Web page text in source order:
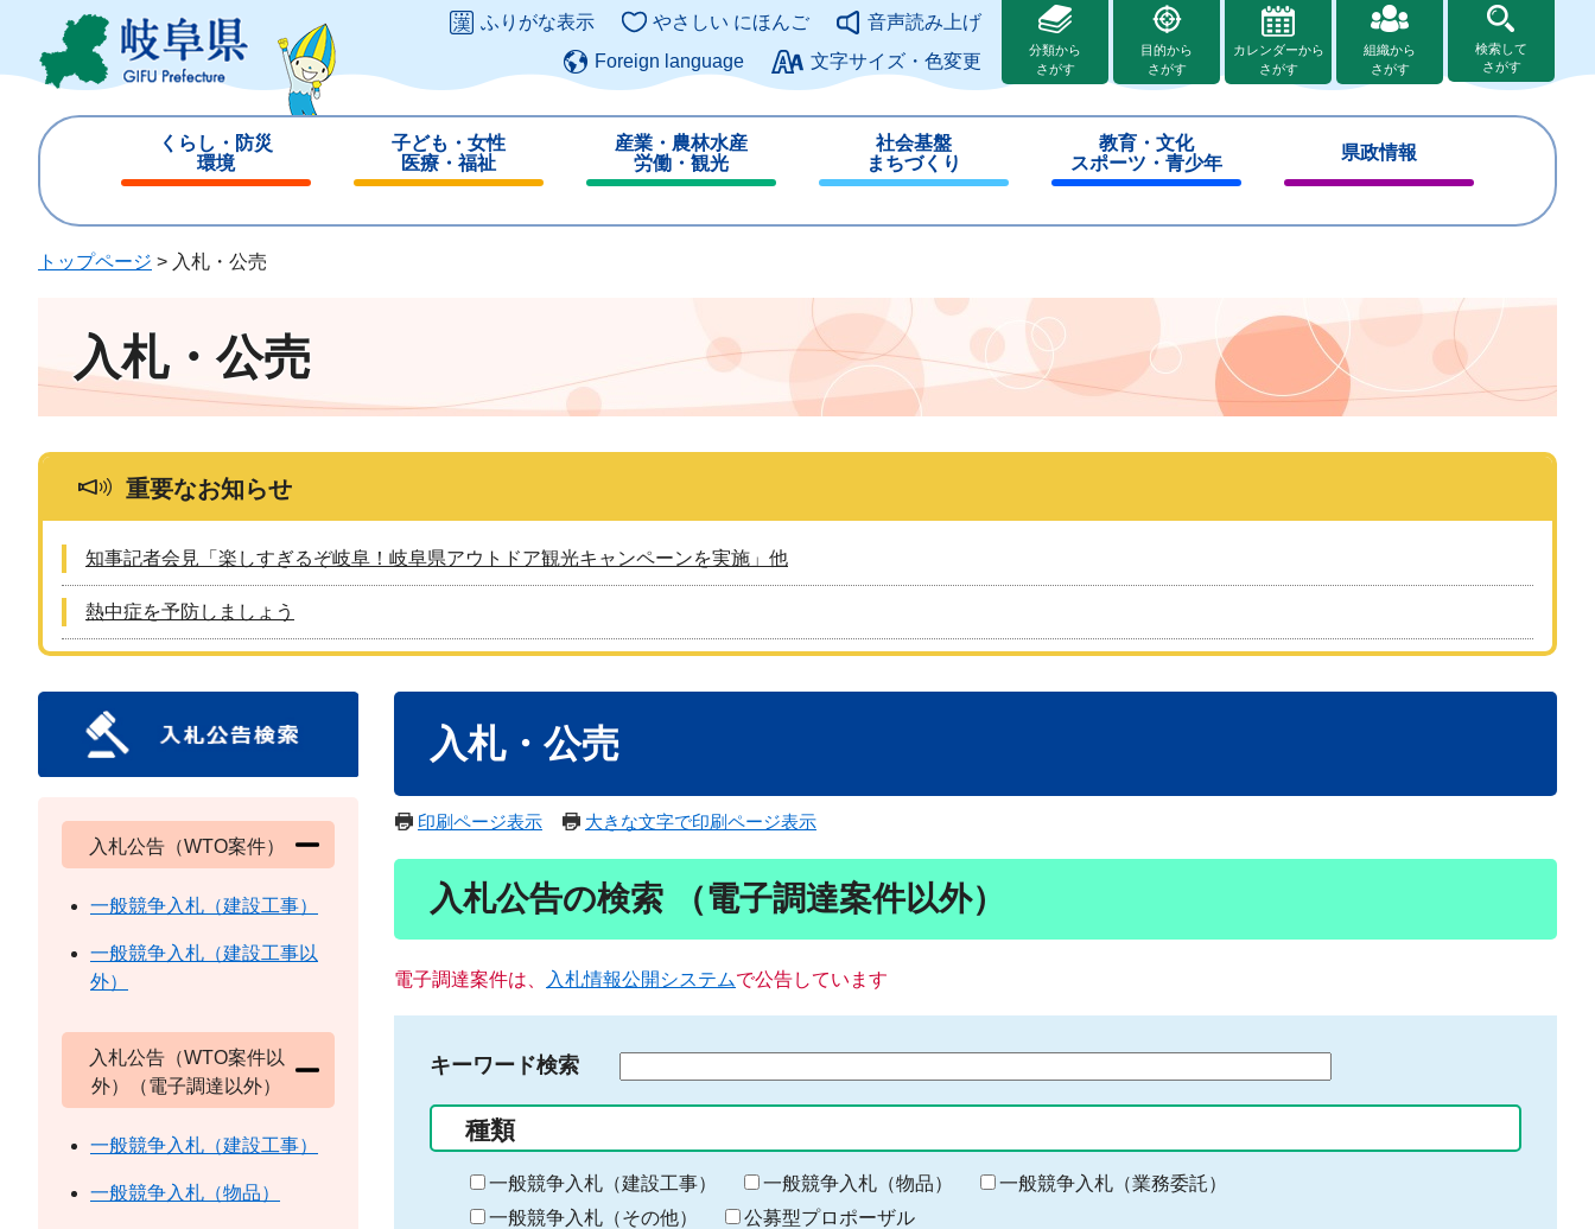
ジ
ュ
このページの本文へ
ふりがな表示 やさしい にほんご
音声読み上げ
Foreign language
文字サイズ・色変更
分類から
さがす
目的から
さがす
カレンダーから
さがす
組織から
さがす
検索して
さがす
くらし・防災
環境
じ
子ども・女性
医療・福祉
じ
産業・農林水産
労働・観光
じ
社会基盤
まちづくり
じ
教育・文化
スポーツ・青少年
じ
県政情報
じ
トップページ > 入札・公売
入札・公売
重要なお知らせ
知事記者会見「楽しすぎるぞ岐阜！岐阜県アウトドア観光キャンペーンを実施」他
熱中症を予防しましょう
入札・公売
印刷ページ表示 大きな文字で印刷ページ表示
入札公告の検索 （電子調達案件以外）
電子調達案件は、 入札情報公開システムで公告しています
キーワード検索
る
キ
ー
種類
一般競争入札（建設工事） 一般競争入札（物品）
一般競争入札（業務委託）
一般競争入札（その他）
公募型プロポーザル
入札公告（WTO案件）
一般競争入札（建設工事）
一般競争入札（建設工事以
外）
入札公告（WTO案件以
外）（電子調達以外）
一般競争入札（建設工事）
一般競争入札（物品）